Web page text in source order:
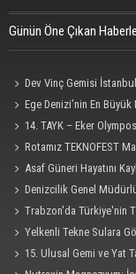
Günün Öne Çıkan
Dev Vinç Gemisi
Ege Denizi’nin En Büyük
14. TAYK – Eker
Rotamız TEKNOFEST
Asaf Güneri Hayatını
Denizcilik Genel
Saldırısına Uğradı"
Trabzon'da Türkiye'nin
Yelkenli Tekne Sulara
15. Ulusal Gemi ve Yat